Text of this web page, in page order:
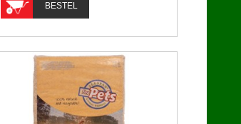
BESTEL